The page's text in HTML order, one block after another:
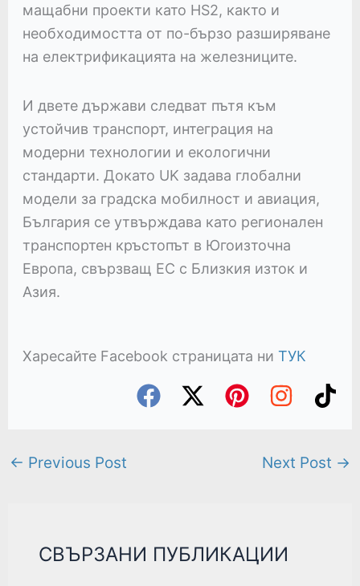
мащабни проекти като HS2, както и
необходимостта от по-бързо разширяване
на електрификацията на железниците.
И двете държави следват пътя към
устойчив транспорт, интеграция на
модерни технологии и екологични
стандарти. Докато UK задава глобални
модели за градска мобилност и авиация,
България се утвърждава като регионален
транспортен кръстопът в Югоизточна
Европа, свързващ ЕС с Близкия изток и
Азия.
Харесайте Facebook страницата ни ТУК
← Previous Post Next Post →
СВЪРЗАНИ ПУБЛИКАЦИИ